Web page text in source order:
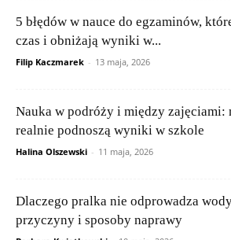
5 błędów w nauce do egzaminów,
czas i obniżają wyniki w...
Filip Kaczmarek - 13 maja, 2026
Nauka w podróży i między zajęciami:
realnie podnoszą wyniki w szkole
Halina Olszewski - 11 maja, 2026
Dlaczego pralka nie odprowadza
przyczyny i sposoby naprawy